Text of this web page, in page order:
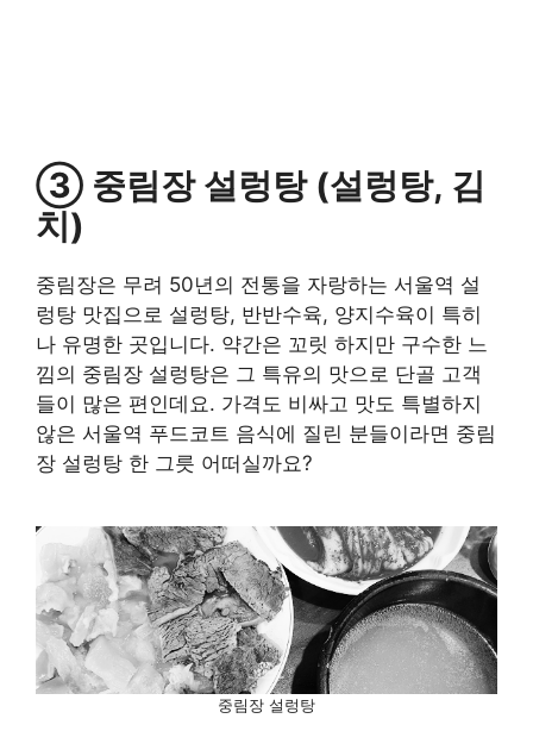
③ 중림장 설렁탕 (설렁탕, 김
치)
중림장은 무려 50년의 전통을 자랑하는 서울역 설
렁탕 맛집으로 설렁탕, 반반수육, 양지수육이 특히
나 유명한 곳입니다. 약간은 꼬릿 하지만 구수한 느
낌의 중림장 설렁탕은 그 특유의 맛으로 단골 고객
들이 많은 편인데요. 가격도 비싸고 맛도 특별하지
않은 서울역 푸드코트 음식에 질린 분들이라면 중림
장 설렁탕 한 그릇 어떠실까요?
중림장 설렁탕